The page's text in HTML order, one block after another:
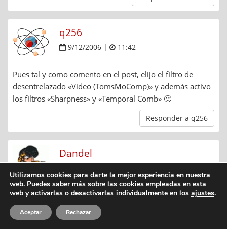
q256
9/12/2006 | 11:42
Pues tal y como comento en el post, elijo el filtro de
desentrelazado «Video (TomsMoComp)» y además activo
los filtros «Sharpness» y «Temporal Comb» 🙂
Responder a q256
Dandel
Sí, sí… el problema que tengo yo no es ese.
El problema está al elegir una tarjeta. Si le pongo una por
Utilizamos cookies para darte la mejor experiencia en nuestra
web. Puedes saber más sobre las cookies empleadas en esta
web y activarlas o desactivarlas individualmente en los ajustes.
Aceptar Rechazar